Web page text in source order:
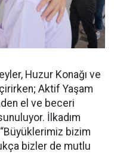
Huzur Konağı ve
Aktif Yaşam
el ve beceri
İlkadım
bizim
bizler de mutlu